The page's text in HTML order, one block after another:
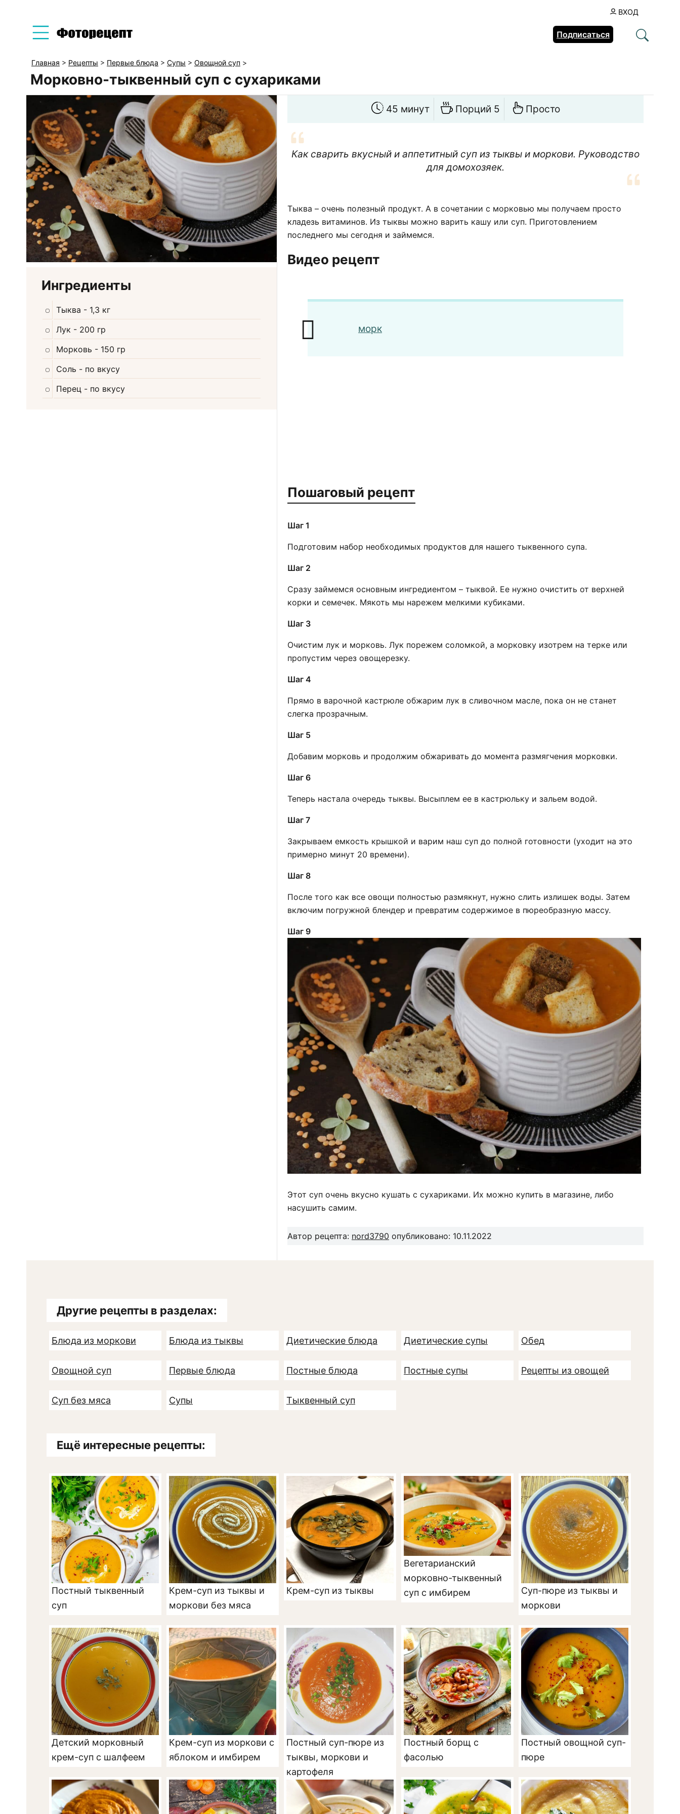
ВХОД
Подписаться
Главная > Рецепты > Первые блюда > Супы > Овощной суп >
Морковно-тыквенный суп с сухариками
Ингредиенты
Тыква - 1,3 кг
Лук - 200 гр
Морковь - 150 гр
Соль - по вкусу
Перец - по вкусу
45 минут Порций 5 Просто
Как сварить вкусный и аппетитный суп из тыквы и моркови. Руководство
для домохозяек.
Тыква – очень полезный продукт. А в сочетании с морковью мы получаем просто
кладезь витаминов. Из тыквы можно варить кашу или суп. Приготовлением
последнего мы сегодня и займемся.
Видео рецепт
морк
Пошаговый рецепт
Шаг 1
Подготовим набор необходимых продуктов для нашего тыквенного супа.
Шаг 2
Сразу займемся основным ингредиентом – тыквой. Ее нужно очистить от верхней
корки и семечек. Мякоть мы нарежем мелкими кубиками.
Шаг 3
Очистим лук и морковь. Лук порежем соломкой, а морковку изотрем на терке или
пропустим через овощерезку.
Шаг 4
Прямо в варочной кастрюле обжарим лук в сливочном масле, пока он не станет
слегка прозрачным.
Шаг 5
Добавим морковь и продолжим обжаривать до момента размягчения морковки.
Шаг 6
Теперь настала очередь тыквы. Высыплем ее в кастрюльку и зальем водой.
Шаг 7
Закрываем емкость крышкой и варим наш суп до полной готовности (уходит на это
примерно минут 20 времени).
Шаг 8
После того как все овощи полностью размякнут, нужно слить излишек воды. Затем
включим погружной блендер и превратим содержимое в пюреобразную массу.
Шаг 9
Этот суп очень вкусно кушать с сухариками. Их можно купить в магазине, либо
насушить самим.
Автор рецепта: nord3790 опубликовано: 10.11.2022
Другие рецепты в разделах:
Блюда из моркови Блюда из тыквы Диетические блюда Диетические супы Обед
Овощной суп Первые блюда Постные блюда Постные супы Рецепты из овощей
Суп без мяса Супы Тыквенный суп
Ещё интересные рецепты:
Постный тыквенный
суп
Крем-суп из тыквы и
моркови без мяса
Крем-суп из тыквы
Вегетарианский
морковно-тыквенный
суп с имбирем
Суп-пюре из тыквы и
моркови
Детский морковный
крем-суп с шалфеем
Крем-суп из моркови с
яблоком и имбирем
Постный суп-пюре из
тыквы, моркови и
картофеля
Постный борщ с
фасолью
Постный овощной суп-
пюре